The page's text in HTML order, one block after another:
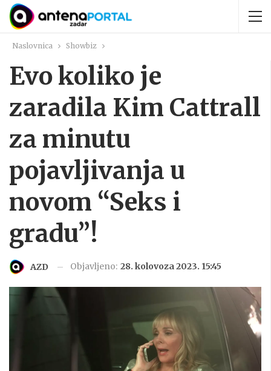
Naslovnica Showbiz
Evo koliko je
zaradila Kim Cattrall
za minutu
pojavljivanja u
novom “Seks i
gradu”!
AZD Objavljeno: 28. kolovoza 2023. 15:45